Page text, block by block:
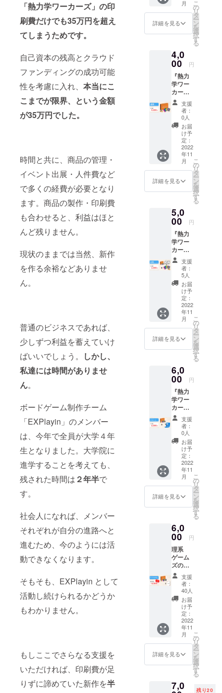
「熱力学ワーカーズ」の印
刷費だけでも35万円を超え
てしまうためです。
自己資本の残高とクラウド
ファンディングの成功可能
性を考慮に入れ、 本当にこ
こまでが限界、という金額
が35万円でした。
時間と共に、商品の管理・
イベント出展・人件費など
で多くの経費が必要となり
ます。商品の製作・印刷費
も合わせると、利益はほと
んど残りません。
現状のままでは当然、新作
を作る余裕などありませ
ん。
普通のビジネスであれば、
少しずつ利益を蓄えていけ
ばいいでしょう。
しかし、
私達には時間がありませ
ん。
ボードゲーム制作チーム
「EXPlayin」のメンバー
は、今年で全員が大学４年
生となりました。大学院に
進学することを考えても、
残された時間は ２年半で
す。
社会人になれば、メンバー
それぞれが自分の進路へと
進むため、今のようには活
動できなくなります。
そもそも、EXPlayin として
活動し続けられるかどうか
もわかりません。
もしここでさらなる支援を
いただければ、印刷費が足
りずに諦めていた新作を半
IRE内
メッ
セージ
送料・
消費税
込みの
価格で
す。
ンより
もさら
にお得
な数量
限定プ
す。
【リ
ターン
内容】
・『熱
力学
ワー
カー
ズ』１
セット
※送料・
消費税
込みの
価格で
す。
月
詳細を見る
こ
の
リ
タ
ー
ン
を
選
択
す
る
4,0
00 円
『熱力
学ワー
カー
ズ』１
セット
をお送
りする
通常プ
ランで
す。
【リ
ターン
内容】
・『熱
力学
ワー
ズ』１
セット
※送料・
消費税
込みの
価格で
す。
支援
者：
0人
お届
け予
定：
2022
年11
月
詳細を見る
こ
の
リ
タ
ー
ン
を
選
択
す
る
5,0
00 円
『熱力
学ワー
カー
ズ』１
セット
と、拡
張セッ
ト１
セット
をお送
りしま
す。通
常2〜4
人のと
ころ、
5〜6人
レイも
可能と
なりま
す。
『熱力
学ワー
カー
ズ』
を、家
族やご
友人と
楽しみ
たい方
向けの
プラン
です。
【リ
力学
ワー
カー
ズ』１
セット
・『熱
力学
ワー
カーズ
拡張
セッ
ト』１
セット
※送料・
消費税
込みの
価格で
支援
者：
5人
お届
け予
定：
2022
年11
月
詳細を見る
こ
の
リ
タ
ー
ン
を
選
択
す
る
6,0
00 円
『熱力
学ワー
カー
ズ』１
セット
に加
え、現
役東大
生の開
発者か
らあな
ただけ
に向け
た応援
メッ
セージ
りしま
す！リ
ターン
申込時
の備考
欄よ
り、受
験勉
強・趣
味・部
活動な
ど「あ
なたが
今頑
張って
いるこ
と」を
際の経
支援
者：
0人
お届
け予
定：
2022
年11
月
詳細を見る
こ
の
リ
タ
ー
ン
を
選
択
す
る
6,0
00 円
理系
ゲーム
ズの第
一作で
ある
『有機
大富
豪』と
『熱力
学ワー
カー
ズ』を
１セッ
トずつ
お送り
しま
【リ
支援
者：
40人
お届
け予
定：
2022
年11
月
詳細を見る
こ
の
リ
タ
ー
ン
を
選
択
す
る
7,0 残り20